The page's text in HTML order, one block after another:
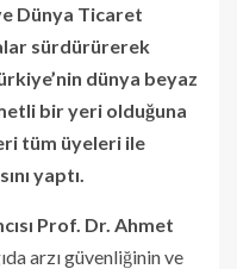
Dünya Ticaret
sürdürürerek
dünya beyaz
bir yeri olduğuna
tüm üyeleri ile
yaptı.
Prof. Dr. Ahmet
arzı güvenliğinin ve